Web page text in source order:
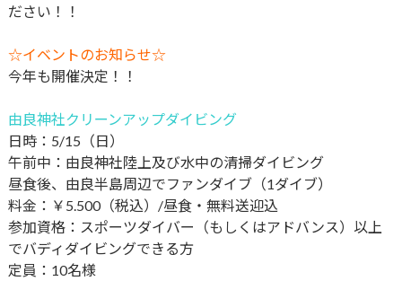
ださい！！
☆イベントのお知らせ☆
今年も開催決定！！
由良神社クリーンアップダイビング
日時：5/15（日）
午前中：由良神社陸上及び水中の清掃ダイビング
昼食後、由良半島周辺でファンダイブ（1ダイブ）
料金：￥5.500（税込）/昼食・無料送迎込
参加資格：スポーツダイバー（もしくはアドバンス）以上
でバディダイビングできる方
定員：10名様